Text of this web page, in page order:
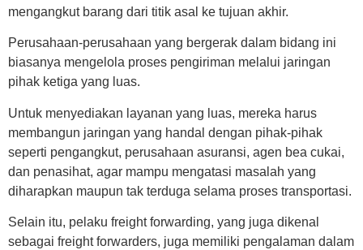
mengangkut barang dari titik asal ke tujuan akhir.
Perusahaan-perusahaan yang bergerak dalam bidang ini
biasanya mengelola proses pengiriman melalui jaringan
pihak ketiga yang luas.
Untuk menyediakan layanan yang luas, mereka harus
membangun jaringan yang handal dengan pihak-pihak
seperti pengangkut, perusahaan asuransi, agen bea cukai,
dan penasihat, agar mampu mengatasi masalah yang
diharapkan maupun tak terduga selama proses transportasi.
Selain itu, pelaku freight forwarding, yang juga dikenal
sebagai freight forwarders, juga memiliki pengalaman dalam